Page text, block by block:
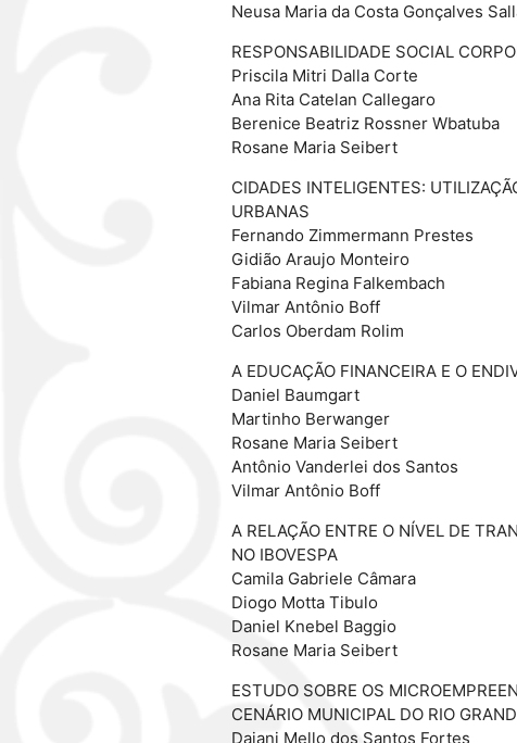
Neusa Maria da Costa Gonçalves
RESPONSABILIDADE SOCIAL
Priscila Mitri Dalla Corte
Ana Rita Catelan Callegaro
Berenice Beatriz Rossner Wbatuba
Rosane Maria Seibert
CIDADES INTELIGENTES:
URBANAS
Fernando Zimmermann Prestes
Gidião Araujo Monteiro
Fabiana Regina Falkembach
Vilmar Antônio Boff
Carlos Oberdam Rolim
A EDUCAÇÃO FINANCEIRA E O
Daniel Baumgart
Martinho Berwanger
Rosane Maria Seibert
Antônio Vanderlei dos Santos
Vilmar Antônio Boff
A RELAÇÃO ENTRE O NÍVEL DE
NO IBOVESPA
Camila Gabriele Câmara
Diogo Motta Tibulo
Daniel Knebel Baggio
Rosane Maria Seibert
ESTUDO SOBRE OS
CENÁRIO MUNICIPAL DO RIO
Daiani Mello dos Santos Fortes